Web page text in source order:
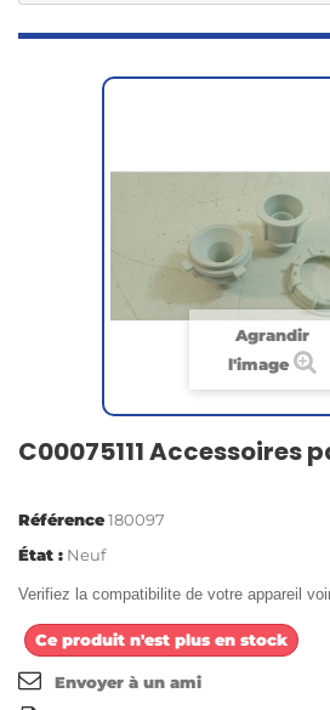
Agrandir
l'image
C00075111 Accessoires
Référence180097
État : Neuf
Verifiez la compatibilite de votre appareil
Ce produit n'est plus en stock
Envoyer à un ami